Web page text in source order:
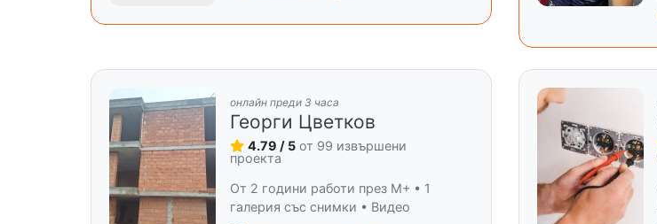
онлайн преди 3 часа
Георги Цветков
4.79 / 5 от 99 извършени
проекта
От 2 години работи през M+ • 1
галерия със снимки • Видео